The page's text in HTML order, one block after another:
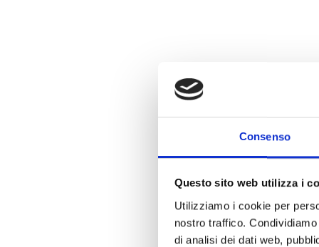
Consenso
Questo sito web utilizza i
Utilizziamo i cookie per
nostro traffico.
di analisi dei dati web,